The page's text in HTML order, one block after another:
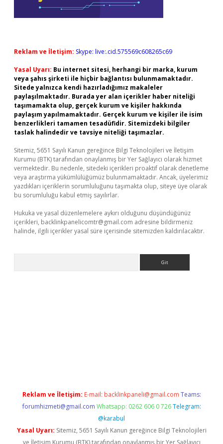
Reklam ve İletişim: Skype: live:.cid.575569c608265c69
Yasal Uyarı: Bu internet sitesi, herhangi bir marka, kurum
veya şahıs şirketi ile hiçbir bağlantısı bulunmamaktadır.
Sitede yalnızca kendi hazırladığımız makaleler
paylaşılmaktadır. Burada yer alan içerikler haber niteliği
taşımamakta olup, gerçek kurum ve kişiler hakkında
paylaşım yapılmamaktadır. Gerçek kurum ve kişiler ile isim
benzerlikleri tamamen tesadüfidir. Sitemizdeki bilgiler
taslak halindedir ve tavsiye niteliği taşımazlar.
Sitemiz, 5651 Sayılı Kanun gereğince Bilgi Teknolojileri ve İletişim
Kurumu (BTK) tarafından onaylanmış bir Yer Sağlayıcı olarak hizmet
vermektedir. Bu nedenle, sitedeki içerikleri proaktif olarak denetleme
veya araştırma yükümlülüğümüz bulunmamaktadır. Ancak, üyelerimiz
yazdıkları içeriklerin sorumluluğunu taşımakta olup, siteye üye olarak
bu sorumluluğu kabul etmiş sayılırlar.
Hukuka ve yasal düzenlemelere aykırı olduğunu düşündüğünüz
içerikleri, backlinkpanelicomtr@gmail.com adresine bildirmeniz
halinde, ilgili içerikler yasal süre içerisinde sitemizden kaldırılacaktır.
Reklam ve İletişim: E-mail: backlinkpaneli@gmail.com Teams:
forumhizmeti@gmail.com Whatsapp: 0262 606 0 726 Telegram:
@karabul
Yasal Uyarı: Sitemiz, 5651 Sayılı Kanun gereğince Bilgi Teknolojileri
ve İletişim Kurumu (BTK) tarafından onaylanmış bir Yer Sağlayıcı